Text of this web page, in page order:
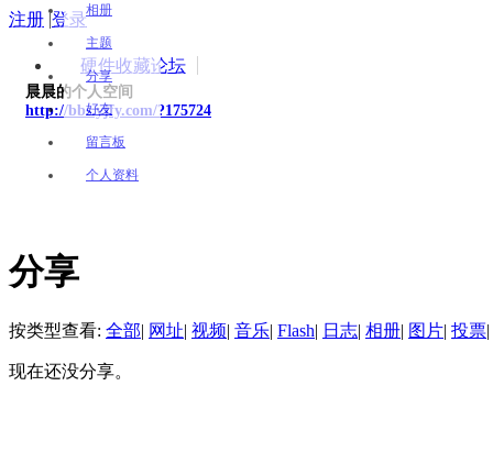
注册 |登录
硬件收藏论坛
晨晨的个人空间
http://bbs.yjfy.com/?175724
相册
主题
分享
好友
留言板
个人资料
分享
按类型查看: 全部 网址 视频 音乐 Flash 日志 相册 图片 投票
现在还没分享。